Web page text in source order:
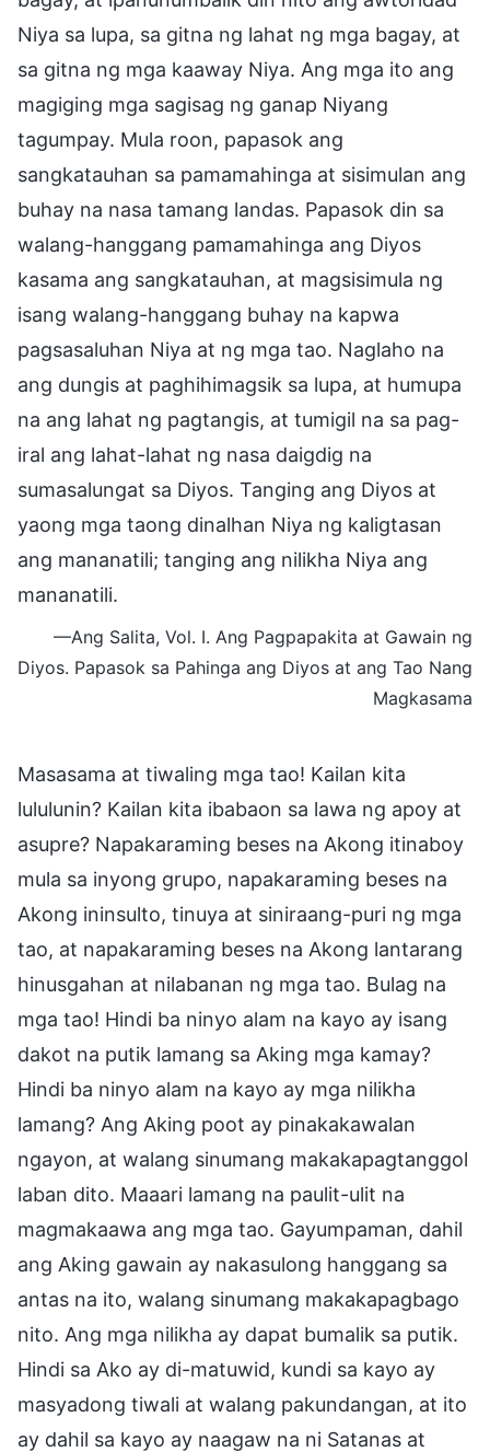
Niya sa lupa, sa gitna ng lahat ng mga bagay, at
sa gitna ng mga kaaway Niya. Ang mga ito ang
magiging mga sagisag ng ganap Niyang
tagumpay. Mula roon, papasok ang
sangkatauhan sa pamamahinga at sisimulan ang
buhay na nasa tamang landas. Papasok din sa
walang-hanggang pamamahinga ang Diyos
kasama ang sangkatauhan, at magsisimula ng
isang walang-hanggang buhay na kapwa
pagsasaluhan Niya at ng mga tao. Naglaho na
ang dungis at paghihimagsik sa lupa, at humupa
na ang lahat ng pagtangis, at tumigil na sa pag-
iral ang lahat-lahat ng nasa daigdig na
sumasalungat sa Diyos. Tanging ang Diyos at
yaong mga taong dinalhan Niya ng kaligtasan
ang mananatili; tanging ang nilikha Niya ang
mananatili.
—Ang Salita, Vol. I. Ang Pagpapakita at Gawain ng
Diyos. Papasok sa Pahinga ang Diyos at ang Tao Nang
Magkasama
Masasama at tiwaling mga tao! Kailan kita
lululunin? Kailan kita ibabaon sa lawa ng apoy at
asupre? Napakaraming beses na Akong itinaboy
mula sa inyong grupo, napakaraming beses na
Akong ininsulto, tinuya at siniraang-puri ng mga
tao, at napakaraming beses na Akong lantarang
hinusgahan at nilabanan ng mga tao. Bulag na
mga tao! Hindi ba ninyo alam na kayo ay isang
dakot na putik lamang sa Aking mga kamay?
Hindi ba ninyo alam na kayo ay mga nilikha
lamang? Ang Aking poot ay pinakakawalan
ngayon, at walang sinumang makakapagtanggol
laban dito. Maaari lamang na paulit-ulit na
magmakaawa ang mga tao. Gayumpaman, dahil
ang Aking gawain ay nakasulong hanggang sa
antas na ito, walang sinumang makakapagbago
nito. Ang mga nilikha ay dapat bumalik sa putik.
Hindi sa Ako ay di-matuwid, kundi sa kayo ay
masyadong tiwali at walang pakundangan, at ito
ay dahil sa kayo ay naagaw na ni Satanas at